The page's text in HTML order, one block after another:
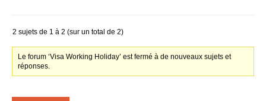
2 sujets de 1 à 2 (sur un total de 2)
Le forum ‘Visa Working Holiday’ est fermé à de nouveaux sujets et
réponses.